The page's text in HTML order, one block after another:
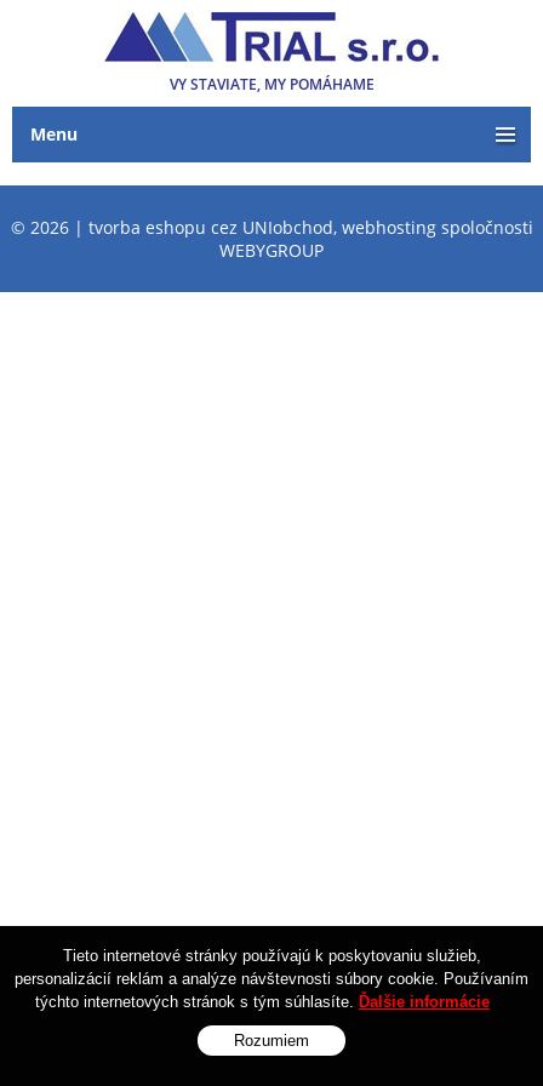
VY STAVIATE, MY POMÁHAME
Menu
© 2026 | tvorba eshopu cez UNIobchod, webhostingspoločnosti
WEBYGROUP
Tieto internetové stránky používajú k poskytovaniu služieb,
personalizácií reklám a analýze návštevnosti súbory cookie. Používaním
týchto internetových stránok s tým súhlasíte. Ďalšie informácie
Rozumiem